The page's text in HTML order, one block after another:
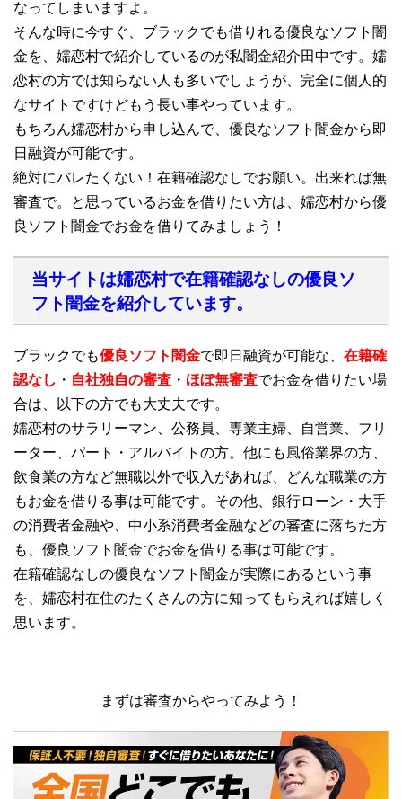
なってしまいますよ。
そんな時に今すぐ、ブラックでも借りれる優良なソフト闇
金を、嬬恋村で紹介しているのが私闇金紹介田中です。嬬
恋村の方では知らない人も多いでしょうが、完全に個人的
なサイトですけどもう長い事やっています。
もちろん嬬恋村から申し込んで、優良なソフト闇金から即
日融資が可能です。
絶対にバレたくない！在籍確認なしでお願い。出来れば無
審査で。と思っているお金を借りたい方は、嬬恋村から優
良ソフト闇金でお金を借りてみましょう！
当サイトは嬬恋村で在籍確認なしの優良ソ
フト闇金を紹介しています。
ブラックでも優良ソフト闇金で即日融資が可能な、 在籍確
認なし ・ 自社独自の審査 ・ ほぼ無審査でお金を借りたい場
合は、以下の方でも大丈夫です。
嬬恋村のサラリーマン、公務員、専業主婦、自営業、フリ
ーター、パート・アルバイトの方。他にも風俗業界の方、
飲食業の方など無職以外で収入があれば、どんな職業の方
もお金を借りる事は可能です。その他、銀行ローン・大手
の消費者金融や、中小系消費者金融などの審査に落ちた方
も、優良ソフト闇金でお金を借りる事は可能です。
在籍確認なしの優良なソフト闇金が実際にあるという事
を、嬬恋村在住のたくさんの方に知ってもらえれば嬉しく
思います。
まずは審査からやってみよう！